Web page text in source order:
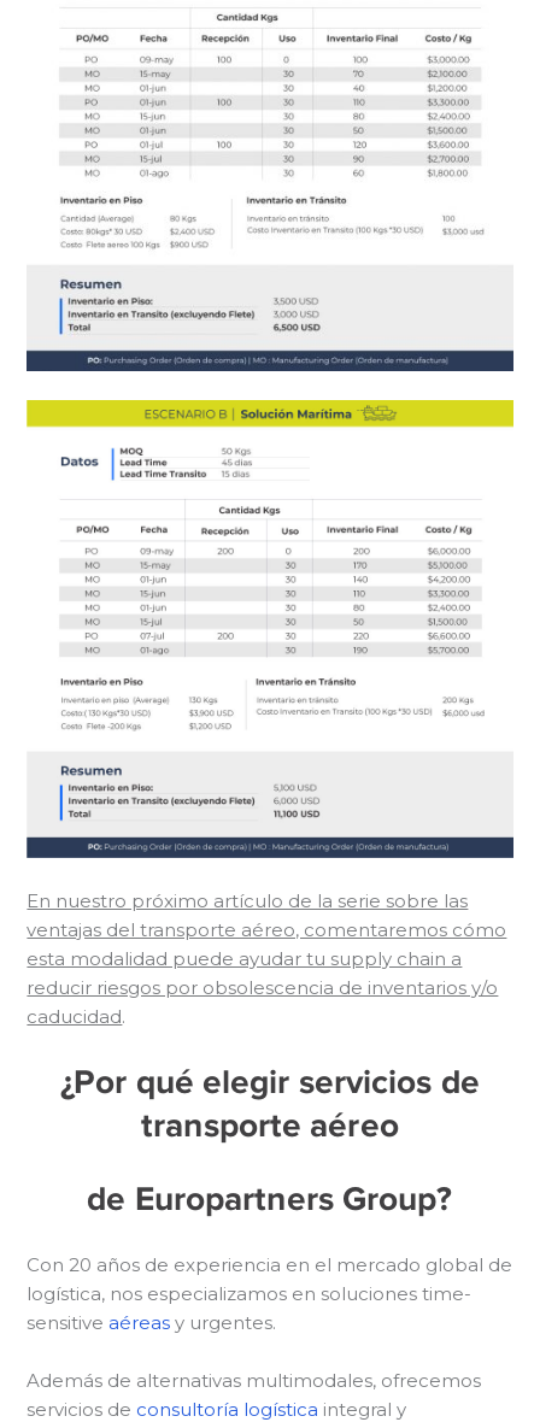
En nuestro próximo artículo de la serie sobre las
ventajas del transporte aéreo, comentaremos cómo
esta modalidad puede ayudar tu supply chain a
reducir riesgos por obsolescencia de inventarios y/o
caducidad.
¿Por qué elegir servicios de
transporte aéreo
de Europartners Group?
Con 20 años de experiencia en el mercado global de
logística, nos especializamos en soluciones time-
sensitive aéreas y urgentes.
Además de alternativas multimodales, ofrecemos
servicios de consultoría logística integral y